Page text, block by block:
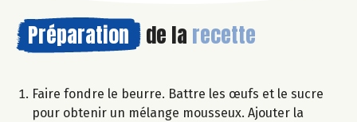
Préparation de la recette
Faire fondre le beurre. Battre les œufs et le sucre
pour obtenir un mélange mousseux. Ajouter la